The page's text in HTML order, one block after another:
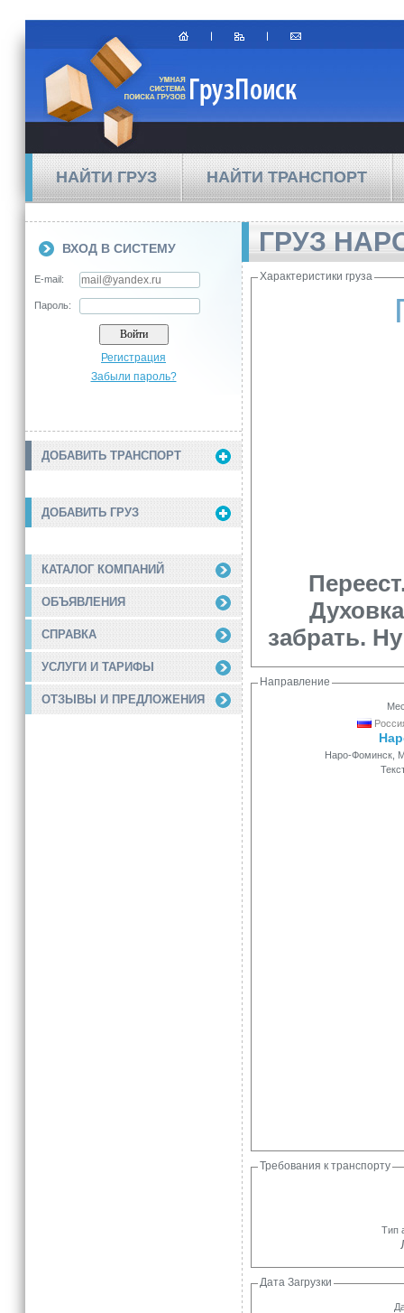
НАЙТИ ГРУЗ НАЙТИ ТРАНСПОРТ
ВХОД В СИСТЕМУ
E-mail:
Пароль:
Регистрация
Забыли пароль?
ДОБАВИТЬ ТРАНСПОРТ
ДОБАВИТЬ ГРУЗ
КАТАЛОГ КОМПАНИЙ
ОБЪЯВЛЕНИЯ
СПРАВКА
УСЛУГИ И ТАРИФЫ
ОТЗЫВЫ И ПРЕДЛОЖЕНИЯ
ГРУЗ
Характеристики груза
забрать.
Направление
Наро-Фоминск,
Требования к транспорту
Тип
Дата Загрузки